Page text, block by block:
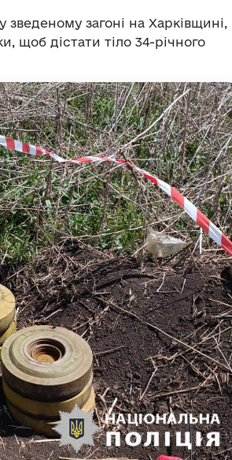
зведеному загоні на Харківщині,
щоб дістати тіло 34-річного